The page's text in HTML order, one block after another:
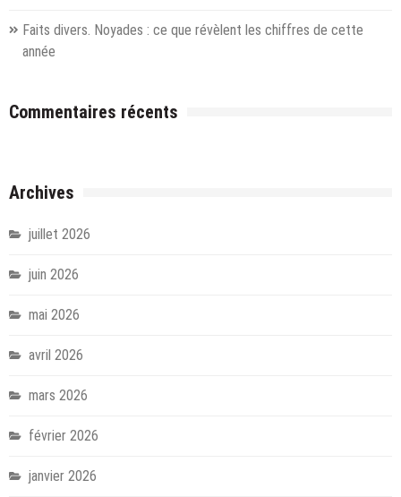
Faits divers. Noyades : ce que révèlent les chiffres de cette
année
Commentaires récents
Archives
juillet 2026
juin 2026
mai 2026
avril 2026
mars 2026
février 2026
janvier 2026